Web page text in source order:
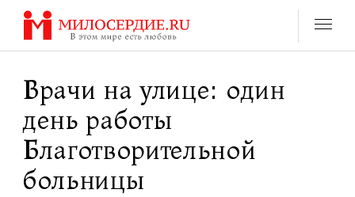
Перейти
содержанию
Врачи на улице: один
день работы
Благотворительной
больницы